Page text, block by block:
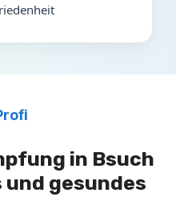
in Bsuch
und gesundes